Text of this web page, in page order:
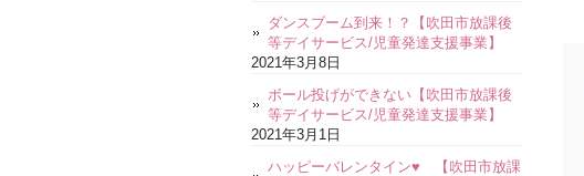
ダンスブーム到来！？【吹田市放課後
等デイサービス/児童発達支援事業】
2021年3月8日
ボール投げができない【吹田市放課後
等デイサービス/児童発達支援事業】
2021年3月1日
ハッピーバレンタイン♥ 【吹田市放課